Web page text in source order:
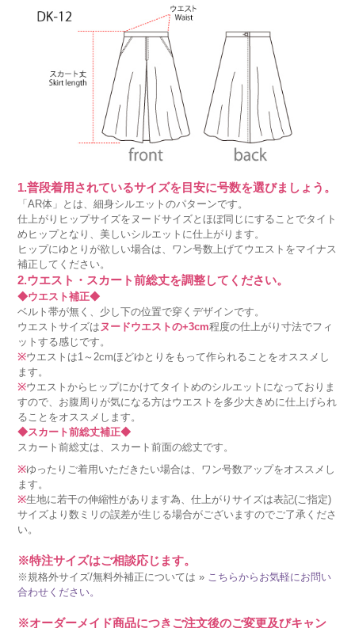
1.普段着用されているサイズを目安に号数を選びましょう。
「AR体」とは、細身シルエットのパターンです。
仕上がりヒップサイズをヌードサイズとほぼ同じにすることでタイト
めヒップとなり、美しいシルエットに仕上がります。
ヒップにゆとりが欲しい場合は、ワン号数上げてウエストをマイナス
補正してください。
2.ウエスト・スカート前総丈を調整してください。
◆ウエスト補正◆
ベルト帯が無く、少し下の位置で穿くデザインです。
ウエストサイズは ヌードウエストの+3cm程度の仕上がり寸法でフィ
ットする感じです。
※ウエストは1～2cmほどゆとりをもって作られることをオススメし
ます。
※ウエストからヒップにかけてタイトめのシルエットになっておりま
すので、お腹周りが気になる方はウエストを多少大きめに仕上げられ
ることをオススメします。
◆スカート前総丈補正◆
スカート前総丈は、スカート前面の総丈です。
※ゆったりご着用いただきたい場合は、ワン号数アップをオススメし
ます。
※生地に若干の伸縮性があります為、仕上がりサイズは表記(ご指定)
サイズより数ミリの誤差が生じる場合がございますのでご了承くださ
い。
※特注サイズはご相談応じます。
※規格外サイズ/無料外補正については » こちらからお気軽にお問い
合わせください。
※オーダーメイド商品につきご注文後のご変更及びキャン